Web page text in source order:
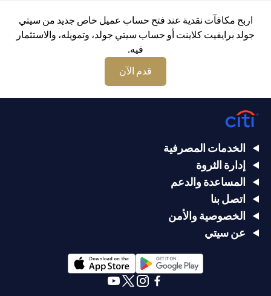
اربح مكافآت نقدية عند فتح حساب عميل خاص جديد من سيتي
جولد برايفيت كلاينت أو حساب سيتي جولد، وتمويله، والاستثمار
فيه.
قدم الآن
الخدمات المصرفية
إدارة الثروة
المساعدة والدعم
اتصل بنا
الخصوصية والأمن
عن سيتي
opens in a new tab
opens in a new tab